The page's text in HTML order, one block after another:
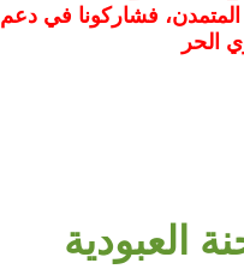
المتمدن، فشاركونا في دعم
الحر
العبودية